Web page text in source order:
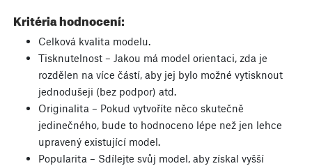
Kritéria hodnocení:
Celková kvalita modelu.
Tisknutelnost – Jakou má model orientaci, zda je
rozdělen na více částí, aby jej bylo možné vytisknout
jednodušeji (bez podpor) atd.
Originalita – Pokud vytvoříte něco skutečně
jedinečného, bude to hodnoceno lépe než jen lehce
upravený existující model.
Popularita – Sdílejte svůj model, aby získal vyšší